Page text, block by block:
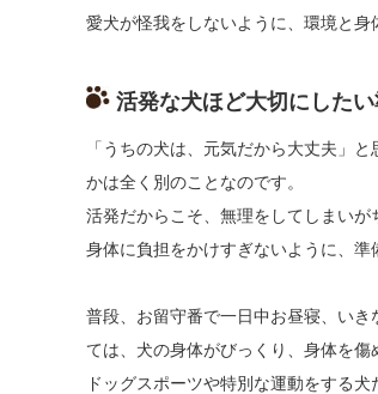
愛犬が怪我をしないように、環境と身
活発な犬ほど大切にした
「うちの犬は、元気だから大丈夫」
かは全く別のことなのです。
活発だからこそ、無理をしてしまいが
身体に負担をかけすぎないように、準
普段、お留守番で一日中お昼寝、い
ては、犬の身体がびっくり、身体を傷
ドッグスポーツや特別な運動をする